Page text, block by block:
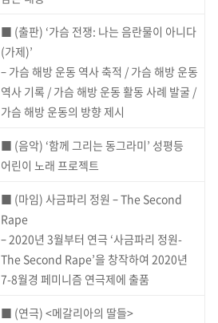
■ (출판) ‘가슴 전쟁: 나는 음란물이 아니다
(가제)’
– 가슴 해방 운동 역사 축적 / 가슴 해방 운동
역사 기록 / 가슴 해방 운동 활동 사례 발굴 /
가슴 해방 운동의 방향 제시
■ (음악) ‘함께 그리는 동그라미’ 성평등
어린이 노래 프로젝트
■ (마임) 사금파리 정원 – The Second
Rape
– 2020년 3월부터 연극 ‘사금파리 정원-
The Second Rape’을 창작하여 2020년
7-8월경 페미니즘 연극제에 출품
■ (연극) <메갈리아의 딸들>